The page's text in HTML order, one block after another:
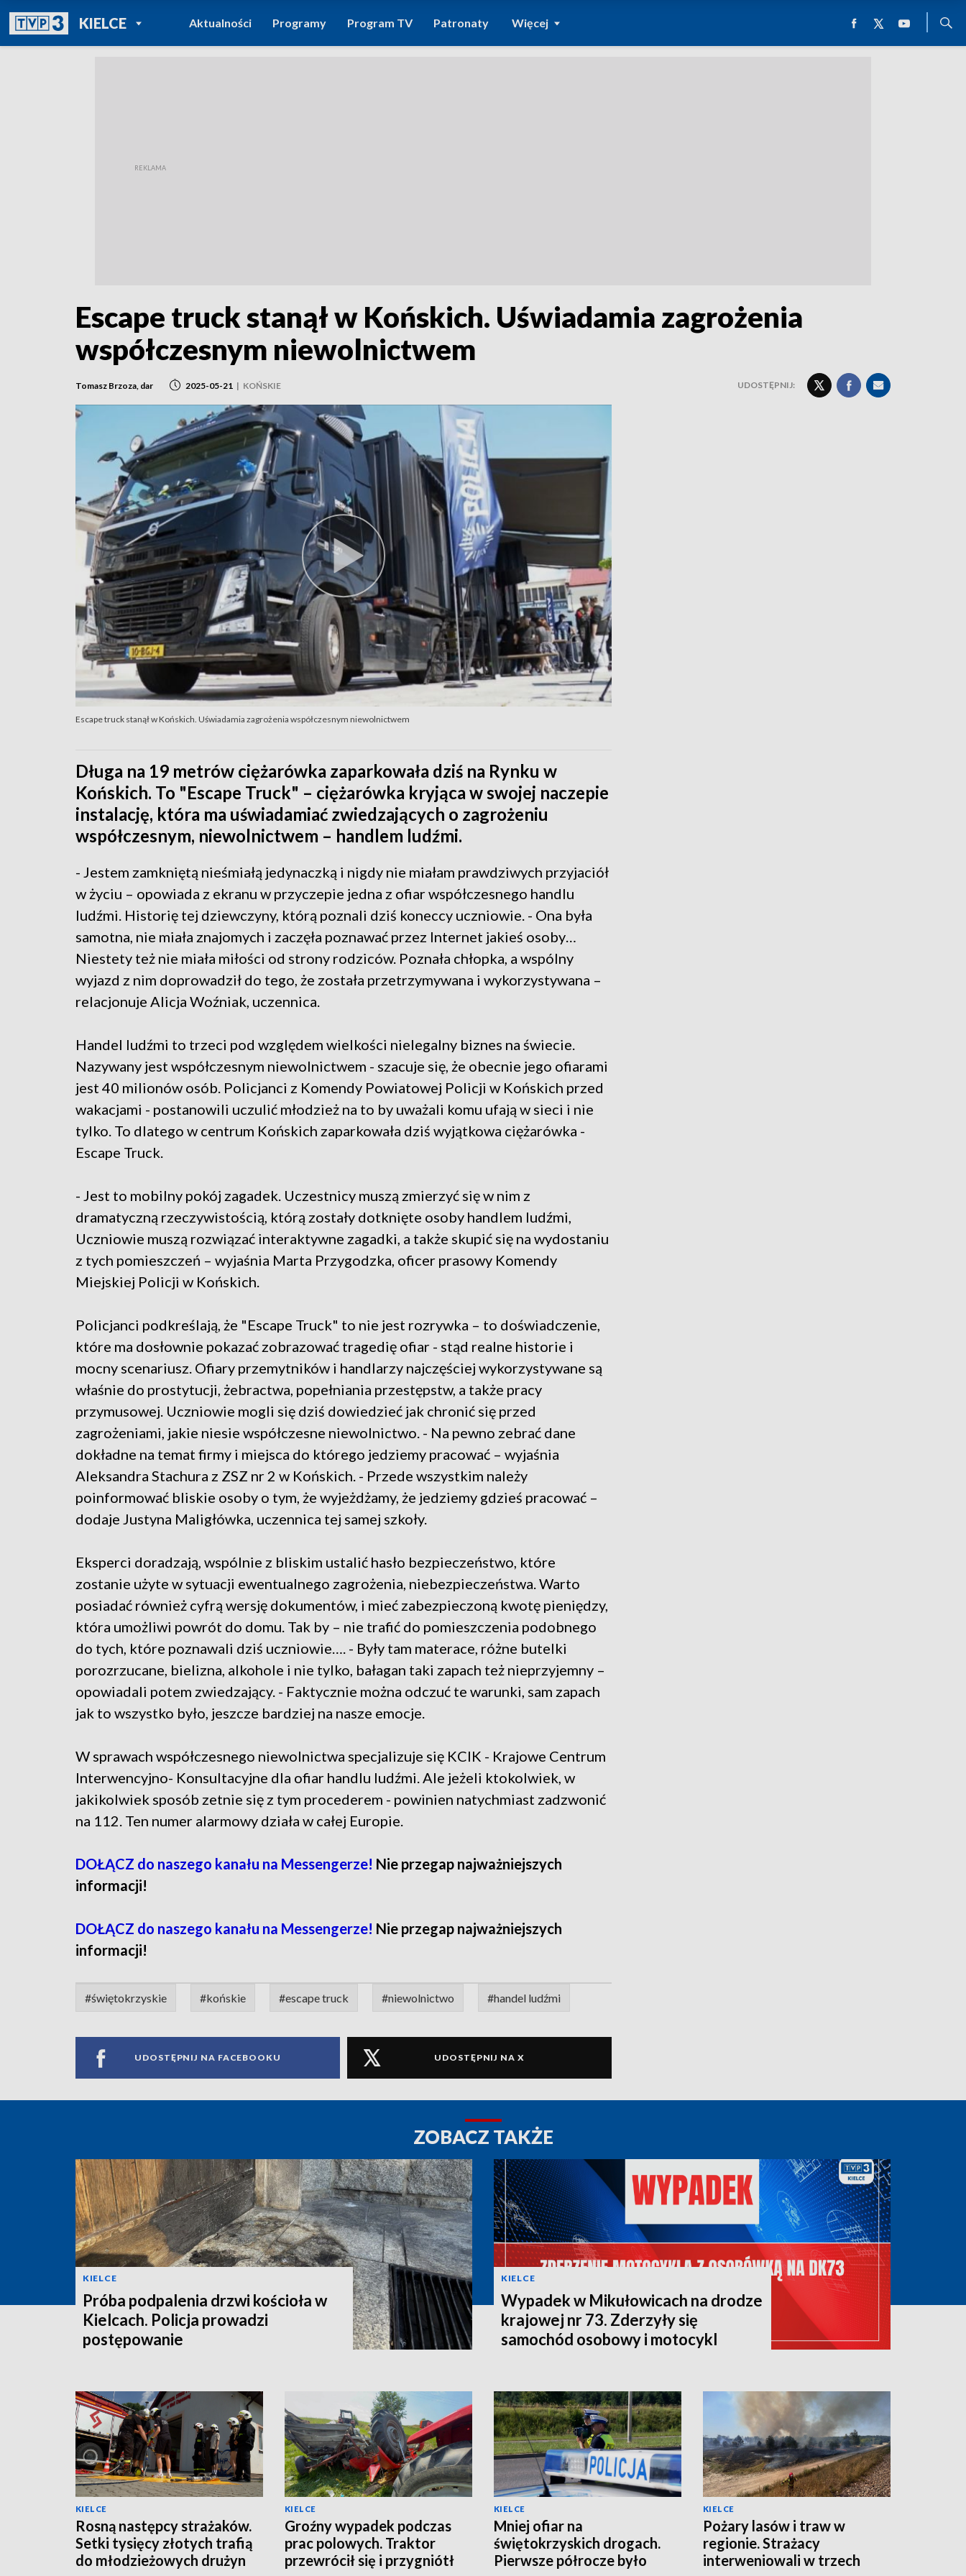
KIELCEPOWRÓT DO
TVP REGIONY
Aktualności Programy Program TV Patronaty Więcej
Escape truck stanął w Końskich. Uświadamia zagrożenia
współczesnym niewolnictwem
Tomasz Brzoza, dar 2025-05-21 | KOŃSKIE UDOSTĘPNIJ:
Escape truck stanął w Końskich. Uświadamia zagrożenia współczesnym niewolnictwem
Długa na 19 metrów ciężarówka zaparkowała dziś na Rynku w
Końskich. To "Escape Truck" – ciężarówka kryjąca w swojej naczepie
instalację, która ma uświadamiać zwiedzających o zagrożeniu
współczesnym, niewolnictwem – handlem ludźmi.
- Jestem zamkniętą nieśmiałą jedynaczką i nigdy nie miałam prawdziwych przyjaciół
w życiu – opowiada z ekranu w przyczepie jedna z ofiar współczesnego handlu
ludźmi. Historię tej dziewczyny, którą poznali dziś koneccy uczniowie. - Ona była
samotna, nie miała znajomych i zaczęła poznawać przez Internet jakieś osoby…
Niestety też nie miała miłości od strony rodziców. Poznała chłopka, a wspólny
wyjazd z nim doprowadził do tego, że została przetrzymywana i wykorzystywana –
relacjonuje Alicja Woźniak, uczennica.
Handel ludźmi to trzeci pod względem wielkości nielegalny biznes na świecie.
Nazywany jest współczesnym niewolnictwem - szacuje się, że obecnie jego ofiarami
jest 40 milionów osób. Policjanci z Komendy Powiatowej Policji w Końskich przed
wakacjami - postanowili uczulić młodzież na to by uważali komu ufają w sieci i nie
tylko. To dlatego w centrum Końskich zaparkowała dziś wyjątkowa ciężarówka -
Escape Truck.
- Jest to mobilny pokój zagadek. Uczestnicy muszą zmierzyć się w nim z
dramatyczną rzeczywistością, którą zostały dotknięte osoby handlem ludźmi,
Uczniowie muszą rozwiązać interaktywne zagadki, a także skupić się na wydostaniu
z tych pomieszczeń – wyjaśnia Marta Przygodzka, oficer prasowy Komendy
Miejskiej Policji w Końskich.
Policjanci podkreślają, że "Escape Truck" to nie jest rozrywka – to doświadczenie,
które ma dosłownie pokazać zobrazować tragedię ofiar - stąd realne historie i
mocny scenariusz. Ofiary przemytników i handlarzy najczęściej wykorzystywane są
właśnie do prostytucji, żebractwa, popełniania przestępstw, a także pracy
przymusowej. Uczniowie mogli się dziś dowiedzieć jak chronić się przed
zagrożeniami, jakie niesie współczesne niewolnictwo. - Na pewno zebrać dane
dokładne na temat firmy i miejsca do którego jedziemy pracować – wyjaśnia
Aleksandra Stachura z ZSZ nr 2 w Końskich. - Przede wszystkim należy
poinformować bliskie osoby o tym, że wyjeżdżamy, że jedziemy gdzieś pracować –
dodaje Justyna Maligłówka, uczennica tej samej szkoły.
Eksperci doradzają, wspólnie z bliskim ustalić hasło bezpieczeństwo, które
zostanie użyte w sytuacji ewentualnego zagrożenia, niebezpieczeństwa. Warto
posiadać również cyfrą wersję dokumentów, i mieć zabezpieczoną kwotę pieniędzy,
która umożliwi powrót do domu. Tak by – nie trafić do pomieszczenia podobnego
do tych, które poznawali dziś uczniowie…. - Były tam materace, różne butelki
porozrzucane, bielizna, alkohole i nie tylko, bałagan taki zapach też nieprzyjemny –
opowiadali potem zwiedzający. - Faktycznie można odczuć te warunki, sam zapach
jak to wszystko było, jeszcze bardziej na nasze emocje.
W sprawach współczesnego niewolnictwa specjalizuje się KCIK - Krajowe Centrum
Interwencyjno- Konsultacyjne dla ofiar handlu ludźmi. Ale jeżeli ktokolwiek, w
jakikolwiek sposób zetnie się z tym procederem - powinien natychmiast zadzwonić
na 112. Ten numer alarmowy działa w całej Europie.
DOŁĄCZ do naszego kanału na Messengerze! Nie przegap najważniejszych
informacji!
DOŁĄCZ do naszego kanału na Messengerze! Nie przegap najważniejszych
informacji!
#świętokrzyskie #końskie #escape truck #niewolnictwo #handel ludźmi
UDOSTĘPNIJ NA FACEBOOKU UDOSTĘPNIJ NA X
ZOBACZ TAKŻE
KIELCE
Próba podpalenia drzwi kościoła w
Kielcach. Policja prowadzi
postępowanie
KIELCE
Wypadek w Mikułowicach na drodze
krajowej nr 73. Zderzyły się
samochód osobowy i motocykl
KIELCE
Rosną następcy strażaków.
Setki tysięcy złotych trafią
do młodzieżowych drużyn
KIELCE
Groźny wypadek podczas
prac polowych. Traktor
przewrócił się i przygniótł
KIELCE
Mniej ofiar na
świętokrzyskich drogach.
Pierwsze półrocze było
KIELCE
Pożary lasów i traw w
regionie. Strażacy
interweniowali w trzech